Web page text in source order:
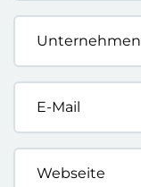
Mail
*